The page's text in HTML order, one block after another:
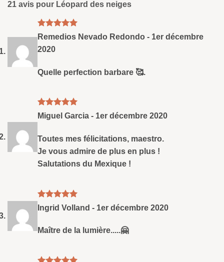
sur21 avis pour Léopard des neiges
Note5sud
Remedios Nevado Redondo - 1er décembre
2020
Quelle perfection barbare 🥰.
Note5sud
Miguel Garcia - 1er décembre 2020
Toutes mes félicitations, maestro.
Je vous admire de plus en plus !
Salutations du Mexique !
Note5 sud
Ingrid Volland - 1er décembre 2020
Maître de la lumière.....🤗